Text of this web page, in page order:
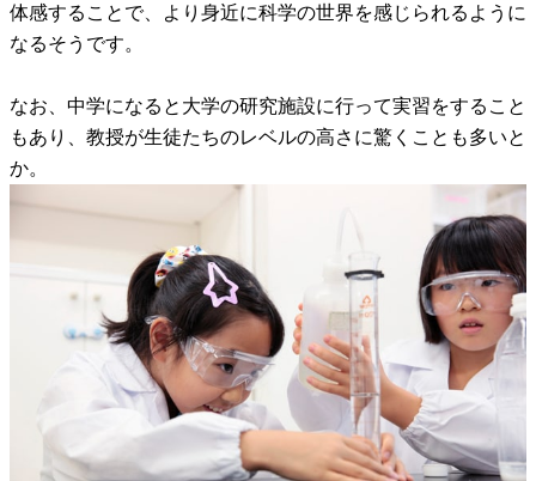
体感することで、より身近に科学の世界を感じられるように
なるそうです。
なお、中学になると大学の研究施設に行って実習をすること
もあり、教授が生徒たちのレベルの高さに驚くことも多いと
か。